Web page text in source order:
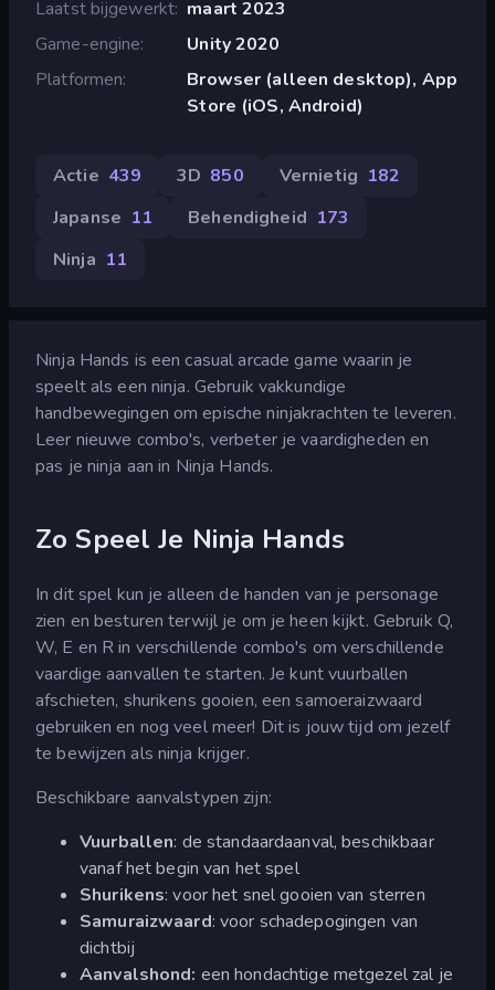
Laatst bijgewerkt maart 2023
Game-engine
Unity 2020
Platformen
Browser (alleen desktop), App
Store (iOS, Android)
Actie 439 3D 850 Vernietig 182
Japanse 11 Behendigheid 173
Ninja 11
Ninja Hands is een casual arcade game waarin je
speelt als een ninja. Gebruik vakkundige
handbewegingen om epische ninjakrachten te leveren.
Leer nieuwe combo's, verbeter je vaardigheden en
pas je ninja aan in Ninja Hands.
Zo Speel Je Ninja Hands
In dit spel kun je alleen de handen van je personage
zien en besturen terwijl je om je heen kijkt. Gebruik Q,
W, E en R in verschillende combo's om verschillende
vaardige aanvallen te starten. Je kunt vuurballen
afschieten, shurikens gooien, een samoeraizwaard
gebruiken en nog veel meer! Dit is jouw tijd om jezelf
te bewijzen als ninja krijger.
Beschikbare aanvalstypen zijn:
Vuurballen: de standaardaanval, beschikbaar
vanaf het begin van het spel
Shurikens: voor het snel gooien van sterren
Samuraizwaard: voor schadepogingen van
dichtbij
Aanvalshond: een hondachtige metgezel zal je